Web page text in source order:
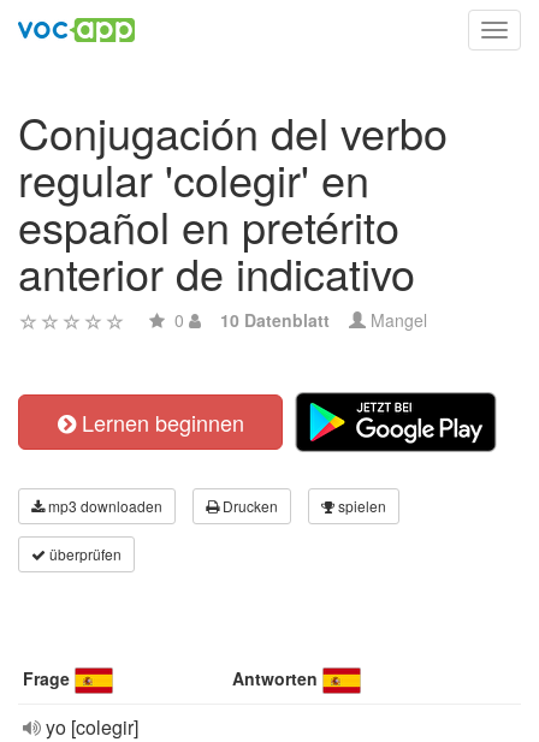
Conjugación del verbo
regular 'colegir' en
español en pretérito
anterior de indicativo
0 10 Datenblatt Mangel
Lernen beginnen
mp3 downloaden Drucken spielen
überprüfen
Frage Antworten
yo [colegir]